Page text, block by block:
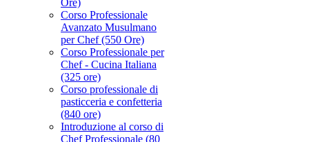
Ore)
Corso Professionale
Avanzato Musulmano
per Chef (550 Ore)
Corso Professionale per
Chef - Cucina Italiana
(325 ore)
Corso professionale di
pasticceria e confetteria
(840 ore)
Introduzione al corso di
Chef Professionale (80